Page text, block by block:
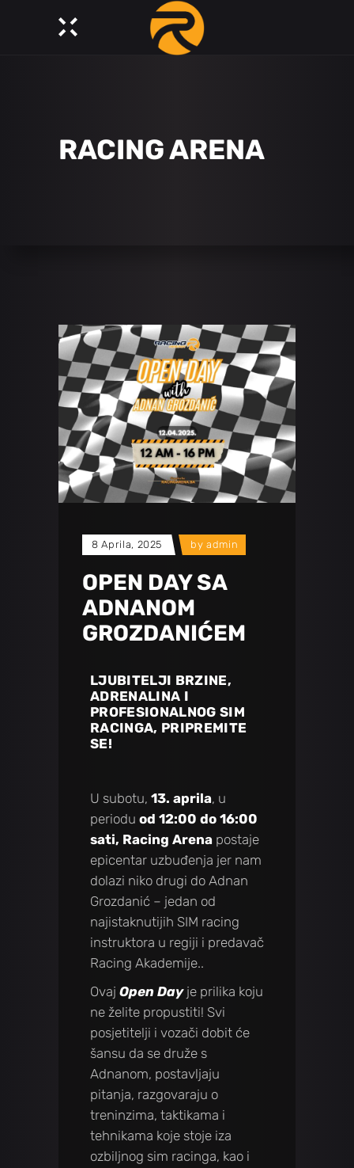
RACING ARENA
8 Aprila, 2025 byadmin
OPEN DAY SA
ADNANOM
GROZDANIĆEM
LJUBITELJI BRZINE,
ADRENALINA I
PROFESIONALNOG SIM
RACINGA, PRIPREMITE
SE!
U subotu, 13. aprila, u
periodu od 12:00 do 16:00
sati, Racing Arena postaje
epicentar uzbuđenja jer nam
dolazi niko drugi do Adnan
Grozdanić – jedan od
najistaknutijih SIM racing
instruktora u regiji i predavač
Racing Akademije..
Ovaj Open Dayje prilika koju
ne želite propustiti! Svi
posjetitelji i vozači dobit će
šansu da se druže s
Adnanom, postavljaju
pitanja, razgovaraju o
treninzima, taktikama i
tehnikama koje stoje iza
ozbiljnog sim racinga, kao i